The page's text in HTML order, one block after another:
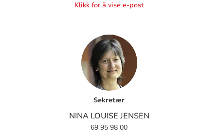
Klikk for å vise e-post
Sekretær
NINA LOUISE JENSEN
69 95 98 00